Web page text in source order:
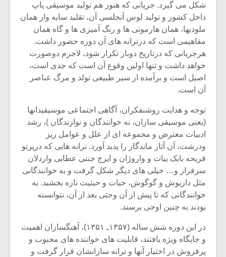
شکل می گیرد. جریانی که هنوز هم تولید موسیقی پاپ
داخل کشور و تولید لوس آنجلسی آن، تقلید سایه وار همان
ملودیها، همان هارمونی ها و رنگ آمیزی ها و گاه همان
مفاهیمی است که درترانه های آن دوره حضور داشت.
هرجریانی که درتاریخ دوبار تکرار شود، لاجرم دوصورت
خواهد داشت و تنها اولین وقوع آن است که جدی است،
اصیل است و برآمده از سیر طبیعی تولد و مرگ عناصر
آن است.
توجه و هدایت روشنفکران، آگاهی اجتماعی موسیقیدانها
(یعنی موسیقی سازان، نه خوانندگان و نوازندگان )، رشد
ادبیات معترض و مجموعه ای از علل و عوامل ریز
ودرشت، آن آثار ماندگار را پدید آورد. ترانه هایی که درپرتو
قریحه بابک بیات و واروژان و ایرج جنتی عطایی واردلان
سرفراز و… خیلی های دیگر شکل گرفت و به خوانندگانی
مثل داریوش و گوگوش، حیات و حیثیت تازه بخشید. به
خوانندگانی که تا پیش از آن وحتی بعد از آن، نتوانسته
بودند به چنین اوجی برسند.
در این دوره شش ساله (۱۳۵۷ـ ۱۳۵۱)، آهنگسازان اهمیت
و جایگاه ویژه یافتند، قابلیت های خواننده های محبوب و
پرفروش در اختیار آنها و ترانه سازانشان قرار گرفت و
یادداشتی بر موسیقی
متن فیلم «متری
شیش و نیم»
اگر نمی توانی
مشهورترین باشی،
بدنام ترین باش
دوره
موسیقی
موسیقی
برگزار